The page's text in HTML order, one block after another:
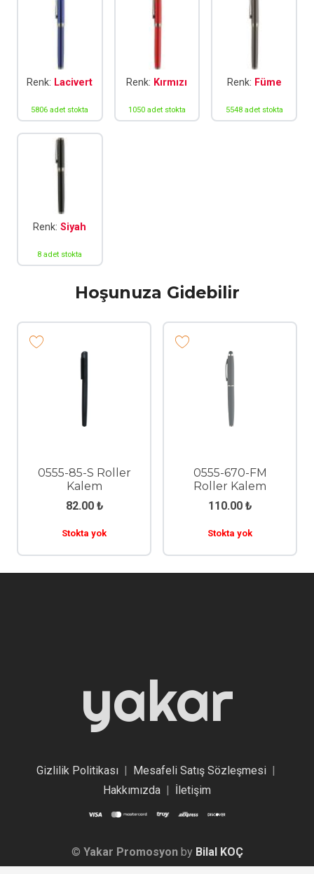
Renk: Lacivert
5806 adet stokta
Renk: Kırmızı
1050 adet stokta
Renk: Füme
5548 adet stokta
Renk:Siyah
8 adet stokta
Hoşunuza Gidebilir
0555-85-S Roller
Kalem
82.00 ₺
Stokta yok
0555-670-FM
Roller Kalem
110.00 ₺
Stokta yok
yakar
Gizlilik Politikası| Mesafeli Satış Sözleşmesi|
Hakkımızda
İletişim
© Yakar Promosyonby Bilal KOÇ